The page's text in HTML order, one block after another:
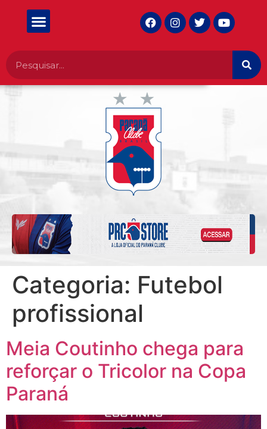
Categoria: Futebol
profissional
Meia Coutinho chega para
reforçar o Tricolor na Copa
Paraná